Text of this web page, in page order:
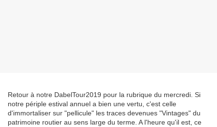
Retour à notre DabelTour2019 pour la rubrique du mercredi. Si
notre périple estival annuel a bien une vertu, c'est celle
d'immortaliser sur "pellicule" les traces devenues "Vintages" du
patrimoine routier au sens large du terme. A l'heure qu'il est, ce